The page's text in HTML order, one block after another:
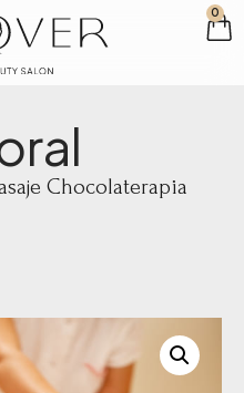
0
Chocolaterapia